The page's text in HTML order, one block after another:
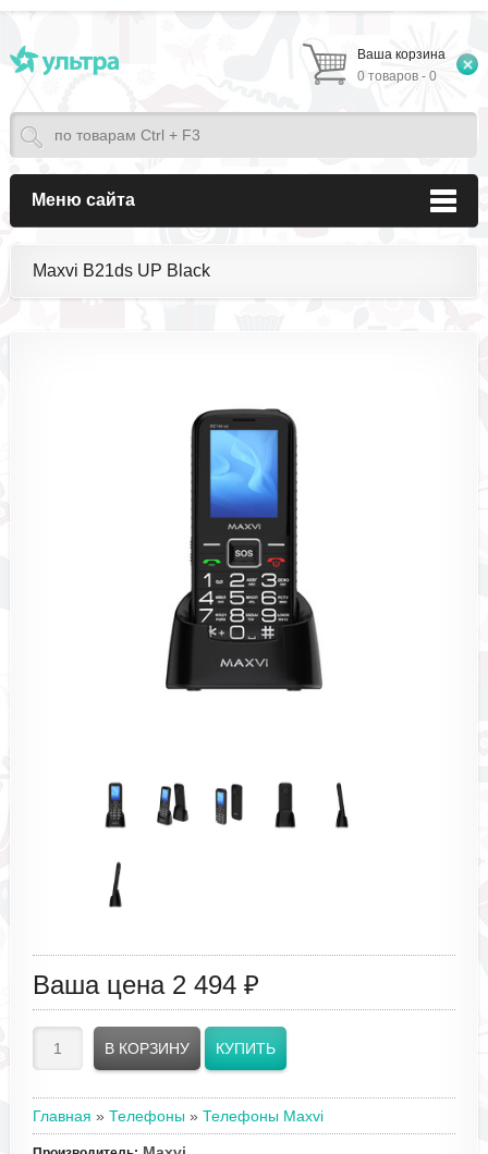
Ваша корзина
0 товаров - 0
Меню сайта
Maxvi B21ds UP Black
Ваша цена 2 494 ₽
Главная » Телефоны » Телефоны Maxvi